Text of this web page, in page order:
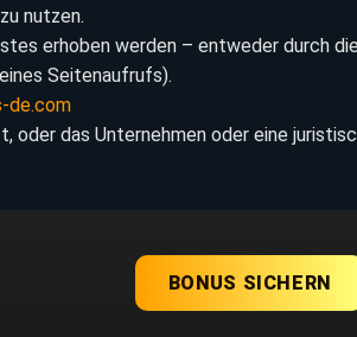
nutzen.
erhoben werden – entweder durch
Seitenaufrufs).
de.com
das Unternehmen oder eine
BONUS SICHERN